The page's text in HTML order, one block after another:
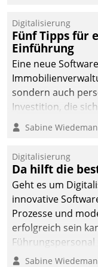
Digitalisierung
Fünf Tipps für
Einführung
Eine neue
sondern auch
Investition, die
nachhaltige
dieses Ziel
Sabine
Digitalisierung
Da hilft die
Geht es um
innovative
Prozesse und
erfolgreich sein
verändern und
Sabine